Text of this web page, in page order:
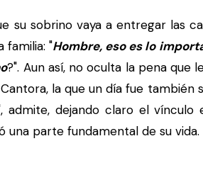
su sobrino vaya a entregar las
familia: "Hombre, eso es lo
?". Aun así, no oculta la pena que
la que un día fue también
admite, dejando claro el vínculo
una parte fundamental de su vida.